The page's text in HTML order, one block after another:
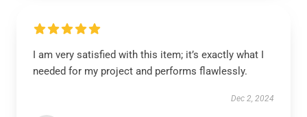
I am very satisfied with this item; it’s exactly what I
needed for my project and performs flawlessly.
Dec 2, 2024